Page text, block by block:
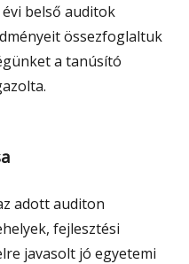
belső auditok
össezfoglaltuk
a tanúsító
adott auditon
fejlesztési
javasolt jó egyetemi